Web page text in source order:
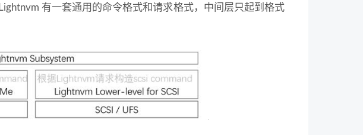
有一套通用的命令格式和请求格式，中间层只起到格式